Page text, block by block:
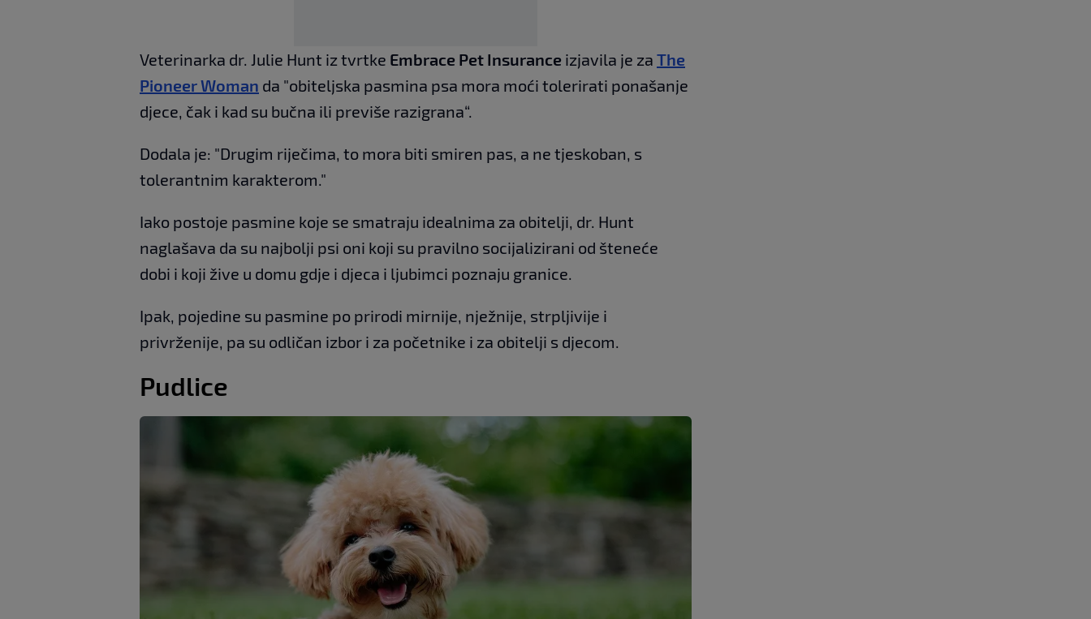
Veterinarka dr. Julie Hunt iz tvrtke Embrace Pet Insurance izjavila je za The
Pioneer Woman da "obiteljska pasmina psa mora moći tolerirati ponašanje
djece, čak i kad su bučna ili previše razigrana“.
Dodala je: "Drugim riječima, to mora biti smiren pas, a ne tjeskoban, s
tolerantnim karakterom."
Iako postoje pasmine koje se smatraju idealnima za obitelji, dr. Hunt
naglašava da su najbolji psi oni koji su pravilno socijalizirani od šteneće
dobi i koji žive u domu gdje i djeca i ljubimci poznaju granice.
Ipak, pojedine su pasmine po prirodi mirnije, nježnije, strpljivije i
privrženije, pa su odličan izbor i za početnike i za obitelji s djecom.
Pudlice